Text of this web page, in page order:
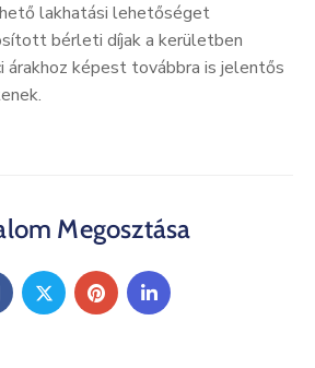
lakhatási lehetőséget
bérleti díjak a kerületben
árakhoz képest továbbra is jelentős
Megosztása